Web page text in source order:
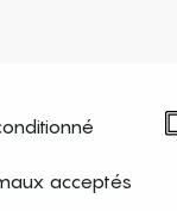
acceptés